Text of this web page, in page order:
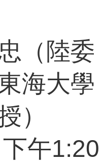
（陸委
海大學
）
午1:20